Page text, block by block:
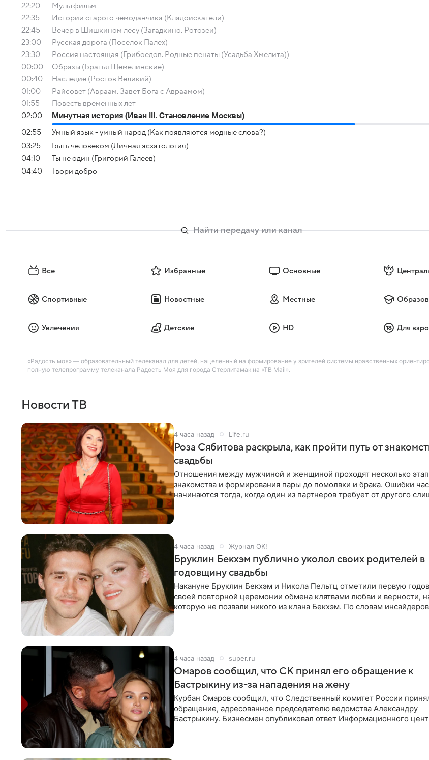
22:20
Мультфильм
22:35
Истории старого чемоданчика (Кладоискатели)
22:45
Вечер в Шишкином лесу (Загадкино. Ротозеи)
23:00
Русская дорога (Поселок Палех)
23:30
Россия настоящая (Грибоедов. Родные пенаты (Усадьба Хмелита))
00:00
Образы (Братья Щемелинские)
00:40
Наследие (Ростов Великий)
01:00
Райсовет (Авраам. Завет Бога с Авраамом)
01:55
Повесть временных лет
02:00
Минутная история (Иван III. Становление Москвы)
02:55
Умный язык - умный народ (Как появляются модные слова?)
03:25
Быть человеком (Личная эсхатология)
04:10
Ты не один (Григорий Галеев)
04:40
Твори добро
Все Избранные Основные
Спортивные Новостные Местные
Увлечения Детские HD Для
«Радость моя» — образовательный телеканал для детей, нацеленный на формирование у зрителей системы нравственных
полную телепрограмму телеканала Радость Моя для города Стерлитамак на «ТВ Mail».
Новости ТВ
4 часа назад Life.ru
Роза Сябитова раскрыла, как пройти путь от
свадьбы
Отношения между мужчиной и женщиной проходят несколько
знакомства и формирования пары до помолвки и брака. Ошибки
начинаются тогда, когда один из партнеров требует от другого
4 часа назад Журнал OK!
Бруклин Бекхэм публично уколол своих родителей в
годовщину свадьбы
Накануне Бруклин Бекхэм и Никола Пельтц отметили первую
своей повторной церемонии обмена клятвами любви и верности,
которую не позвали никого из клана Бекхэм. По словам
4 часа назад super.ru
Омаров сообщил, что СК принял его обращение к
Бастрыкину из-за нападения на жену
Курбан Омаров сообщил, что Следственный комитет России
обращение, адресованное председателю ведомства Александру
Бастрыкину. Бизнесмен опубликовал ответ Информационного